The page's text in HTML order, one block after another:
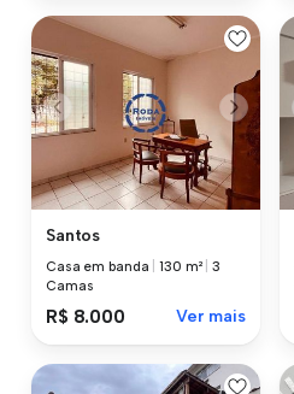
Santos
Casa em banda |130 m² |3
Camas
R$ 8.000 Ver mais